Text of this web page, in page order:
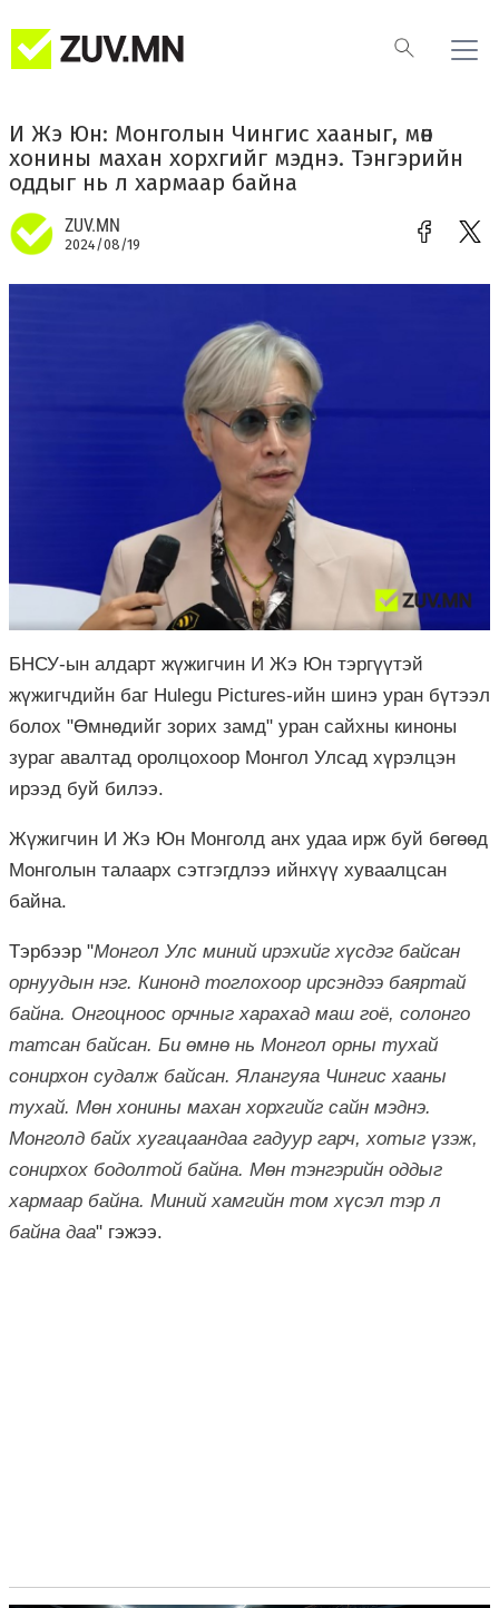
И Жэ Юн: Монголын Чингис хааныг, мөн
хонины махан хорхгийг мэднэ. Тэнгэрийн
оддыг нь л хармаар байна
ZUV.MN
2024/08/19
БНСУ-ын алдарт жүжигчин И Жэ Юн тэргүүтэй
жүжигчдийн баг Hulegu Pictures-ийн шинэ уран бүтээл
болох "Өмнөдийг зорих замд" уран сайхны киноны
зураг авалтад оролцохоор Монгол Улсад хүрэлцэн
ирээд буй билээ.
Жүжигчин И Жэ Юн Монголд анх удаа ирж буй бөгөөд
Монголын талаарх сэтгэгдлээ ийнхүү хуваалцсан
байна.
Тэрбээр "Монгол Улс миний ирэхийг хүсдэг байсан
орнуудын нэг. Кинонд тоглохоор ирсэндээ баяртай
байна. Онгоцноос орчныг харахад маш гоё, солонго
татсан байсан. Би өмнө нь Монгол орны тухай
сонирхон судалж байсан. Ялангуяа Чингис хааны
тухай. Мөн хонины махан хорхгийг сайн мэднэ.
Монголд байх хугацаандаа гадуур гарч, хотыг үзэж,
сонирхох бодолтой байна. Мөн тэнгэрийн оддыг
хармаар байна. Миний хамгийн том хүсэл тэр л
байна даа" гэжээ.